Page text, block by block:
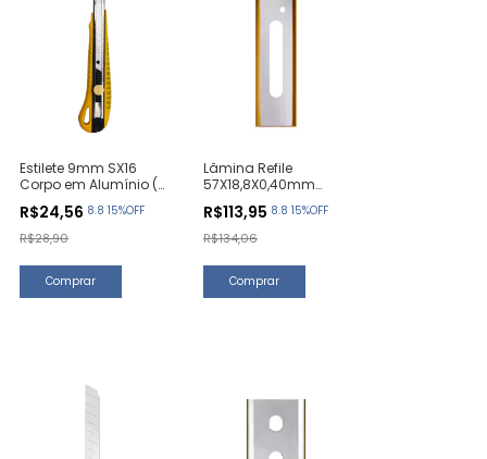
Estilete 9mm SX16
Corpo em Alumínio (1
R$24,56 8.8 15%OFF
R$28,90
Lâmina Refile
57X18,8X0,40mm
Unidades)
R$113,95 8.8 15%OFF
R$134,06